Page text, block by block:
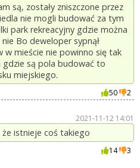
są, zostały zniszczone przez
nie mogli budować za tym
park rekreacyjny gdzie można
Bo deweloper sypnął
w mieście nie powinno się tak
gdzie są pola budować to
miejskiego.
50
2
2021-11-12 14:01
istnieje coś takiego
14
3